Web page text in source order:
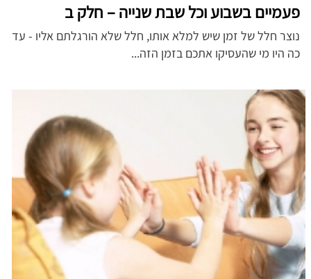
פעמיים בשבוע וכל שבת שנייה – חלק ב
נוצר חלל של זמן שיש למלא אותו, חלל שלא הורגלתם אליו - עד
כה היו מי שהעסיקו אתכם בזמן הזה...